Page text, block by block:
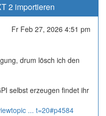
2 importieren
Fr Feb 27, 2026 4:51 pm
drum lösch ich den
selbst erzeugen findet ihr
... t=20#p4584